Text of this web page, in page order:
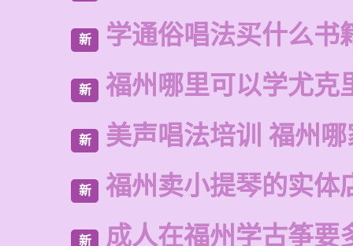
新 学通俗唱法买什么书
新 福州哪里可以学尤克
新 美声唱法培训 福州
新 福州卖小提琴的实体
新 成人在福州学古筝要